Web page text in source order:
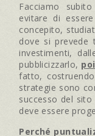
Facciamo
evitare di
concepito,
dove si prevede
investimenti,
pubblicizzarlo, poi
fatto,
strategie sono
successo del
deve essere
Perché